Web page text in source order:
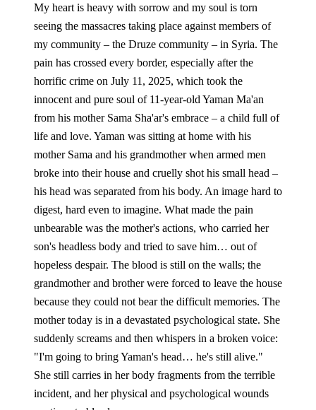
My heart is heavy with sorrow and my soul is torn
seeing the massacres taking place against members of
my community – the Druze community – in Syria. The
pain has crossed every border, especially after the
horrific crime on July 11, 2025, which took the
innocent and pure soul of 11-year-old Yaman Ma'an
from his mother Sama Sha'ar's embrace – a child full of
life and love. Yaman was sitting at home with his
mother Sama and his grandmother when armed men
broke into their house and cruelly shot his small head –
his head was separated from his body. An image hard to
digest, hard even to imagine. What made the pain
unbearable was the mother's actions, who carried her
son's headless body and tried to save him… out of
hopeless despair. The blood is still on the walls; the
grandmother and brother were forced to leave the house
because they could not bear the difficult memories. The
mother today is in a devastated psychological state. She
suddenly screams and then whispers in a broken voice:
"I'm going to bring Yaman's head… he's still alive."
She still carries in her body fragments from the terrible
incident, and her physical and psychological wounds